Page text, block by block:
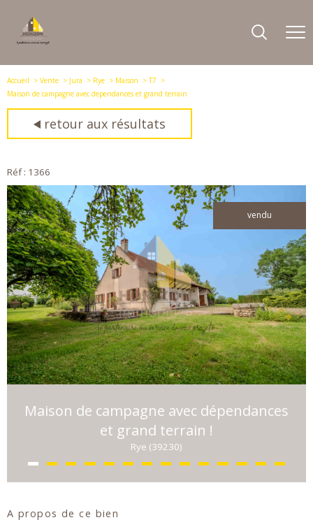
Accueil Vente Jura Rye Maison
T7
Maison de campagne avec dependances et grand terrain
retour aux résultats
Réf : 1366
vendu
Maison de campagne avec dépendances
et grand terrain !
Rye (39230)
A propos de ce bien